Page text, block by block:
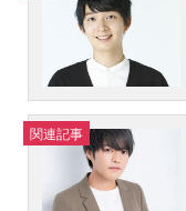
関連記事